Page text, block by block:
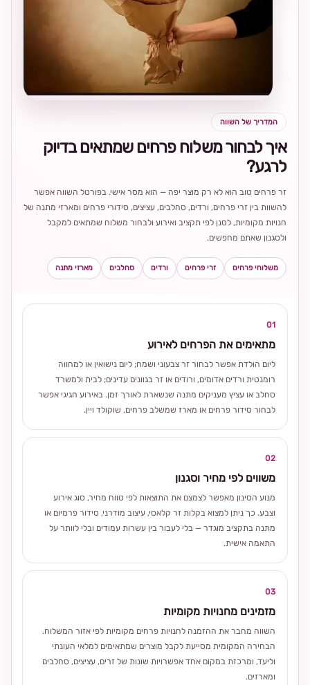
המדריך של השווה
איך לבחור משלוח פרחים שמתאים בדיוק
לרגע?
זר פרחים טוב הוא לא רק מוצר יפה — הוא מסר אישי. בפורטל השווה אפשר
להשוות בין זרי פרחים, ורדים, סחלבים, עציצים, סידורי פרחים ומארזי מתנה של
חנויות מקומיות, לסנן לפי תקציב ואירוע ולבחור משלוח שמתאים למקבל
ולסגנון שאתם מחפשים.
משלוחי פרחים זרי פרחים ורדים סחלבים מארזי מתנה
01
מתאימים את הפרחים לאירוע
ליום הולדת אפשר לבחור זר צבעוני ושמח; ליום נישואין או למחווה
רומנטית ורדים אדומים, ורודים או זר בגוונים עדינים; לבית ולמשרד
סחלב או עציץ מעניקים מתנה שנשארת לאורך זמן. באירוע חגיגי אפשר
לבחור סידור פרחים או מארז שמשלב פרחים, שוקולד ויין.
02
משווים לפי מחיר וסגנון
מנוע הסינון מאפשר לצמצם את התוצאות לפי טווח מחיר, סוג אירוע
וצבע. כך ניתן למצוא בקלות זר קלאסי, עיצוב מודרני, סידור פרמיום או
מתנה בתקציב מוגדר — בלי לעבור בין עשרות עמודים ובלי לוותר על
התאמה אישית.
03
מזמינים מחנויות מקומיות
השווה מחבר את ההזמנה לחנויות פרחים מקומיות לפי אזור המשלוח.
הבחירה המקומית מסייעת לקבל מוצרים שמתאימים למלאי העונתי
וליעד, ומרכזת במקום אחד אפשרויות שונות של זרים, עציצים, סחלבים
ומארזים.